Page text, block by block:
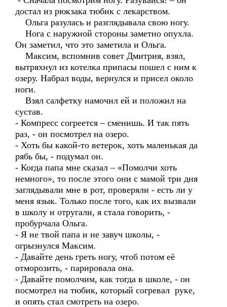
достал из рюкзака тюбик с лекарством.
Ольга разулась и разглядывала свою ногу.
Нога с наружной стороны заметно опухла.
Он заметил, что это заметила и Ольга.
Максим, вспомнив совет Дмитрия, взял,
вытряхнул из котелка припасы пошел с ним к
озеру. Набрал воды, вернулся и присел около
ноги.
Взял салфетку намочил ей и положил на
сустав.
- Компресс согреется – сменишь. И так пять
раз, - он посмотрел на озеро.
- Хоть бы какой-то ветерок, хоть маленькая да
рябь бы, - подумал он.
- Когда папа мне сказал – «Помолчи хоть
немного», то после этого они с мамой три дня
заглядывали мне в рот, проверяли - есть ли у
меня язык. Только после того, как их вызвали
в школу и отругали, я стала говорить, -
пробурчала Ольга.
- Я не твой папа и не завуч школы, -
огрызнулся Максим.
- Давайте день греть ногу, чтоб потом её
отморозить, - парировала она.
- Давайте помолчим, как тогда в школе, - он
посмотрел на тюбик, который согревал руке,
и опять стал смотреть на озеро.